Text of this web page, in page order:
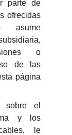
parte de
ofrecidas
asume
o
de las
página
sobre el
y los
le